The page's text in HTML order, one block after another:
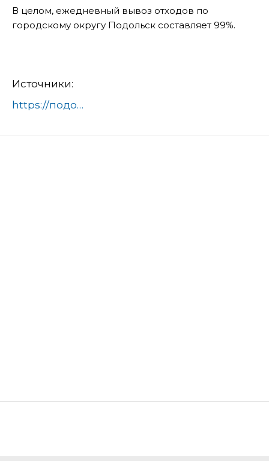
В целом, ежедневный вывоз отходов по
городскому округу Подольск составляет 99%.
Источники:
https://подольск-администрация.рф/ryadom-s-20-msp-v-etom-godu-ustanovyat-znaki-ostanovka-zapreshhena-i-rabotaet-evakuator/